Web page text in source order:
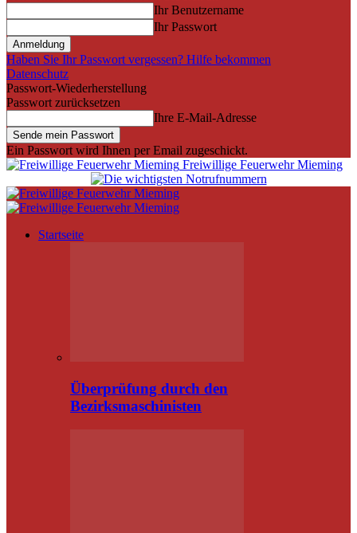
Ihr Benutzername
Ihr Passwort
Haben Sie Ihr Passwort vergessen? Hilfe bekommen
Datenschutz
Passwort-Wiederherstellung
Passwort zurücksetzen
Ihre E-Mail-Adresse
Ein Passwort wird Ihnen per Email zugeschickt.
Freiwillige Feuerwehr Mieming
Startseite
Überprüfung durch den
Bezirksmaschinisten